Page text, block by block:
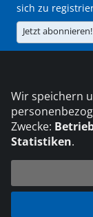
sich zu
Jetzt abonnieren!
©
Wir speichern
Zwecke:
Statistiken.